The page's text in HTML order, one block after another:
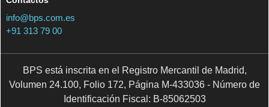
info@bps.com.es
+91 313 79 00
BPS está inscrita en el Registro Mercantil de Madrid,
Volumen 24.100, Folio 172, Página M-433036 - Número de
Identificación Fiscal: B-85062503